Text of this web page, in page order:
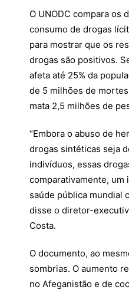
O UNODC compara os
consumo de drogas
para mostrar que os
drogas são positivos.
afeta até 25% da
de 5 milhões de
mata 2,5 milhões de
“Embora o abuso de
drogas sintéticas seja
indivíduos, essas
comparativamente, um
saúde pública mundial
disse o diretor-
Costa.
O documento, ao
sombrias. O aumento
no Afeganistão e de